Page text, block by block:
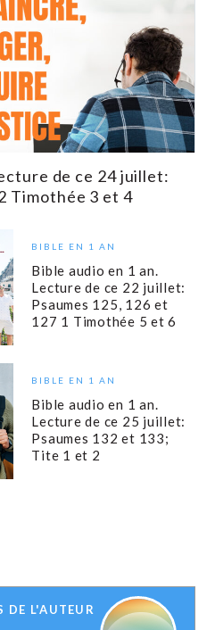
de ce 24 juillet:
Timothée 3 et 4
BIBLE EN 1 AN
Bible audio en 1 an.
Lecture de ce 22 juillet:
Psaumes 125, 126 et
127 1 Timothée 5 et 6
BIBLE EN 1 AN
Bible audio en 1 an.
Lecture de ce 25 juillet:
Psaumes 132 et 133;
Tite 1 et 2
DE L'AUTEUR